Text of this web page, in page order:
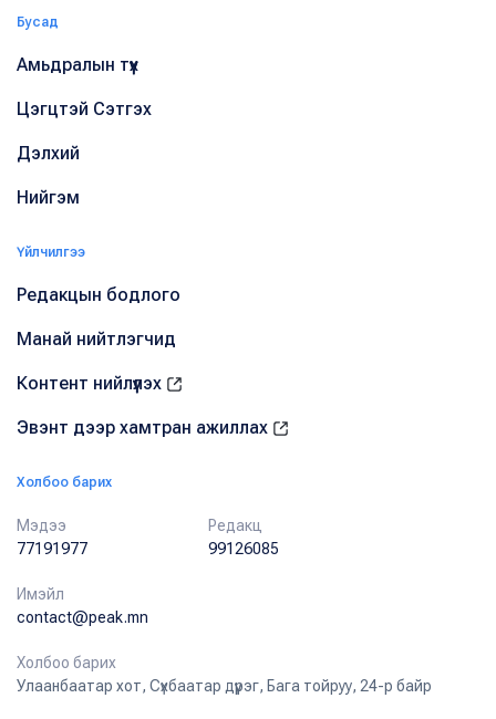
Бусад
Амьдралын түүх
Цэгцтэй Сэтгэх
Дэлхий
Нийгэм
Үйлчилгээ
Редакцын бодлого
Манай нийтлэгчид
Контент нийлүүлэх
Эвэнт дээр хамтран ажиллах
Холбоо барих
Мэдээ
77191977
Редакц
99126085
Имэйл
contact@peak.mn
Холбоо барих
Улаанбаатар хот, Сүхбаатар дүүрэг, Бага тойруу, 24-р байр